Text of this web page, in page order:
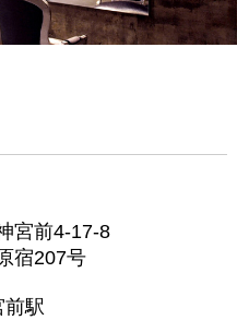
宮前4-17-8
宿207号
駅